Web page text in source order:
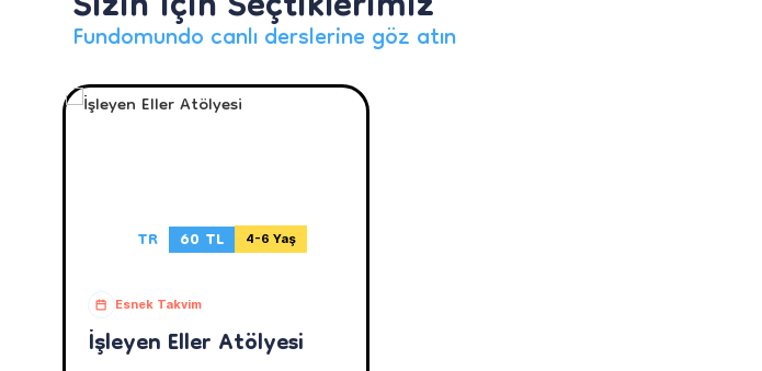
Fundomundo canlı derslerine göz atın
TR 60 TL 4-6 Yaş
Esnek Takvim
İşleyen Eller Atölyesi